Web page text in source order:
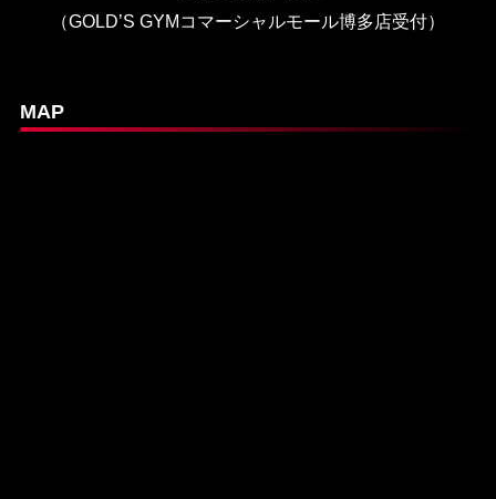
（GOLD’S GYMコマーシャルモール博多店受付）
MAP